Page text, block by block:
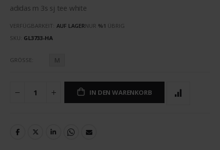
adidas m 3s sj tee white
VERFÜGBARKEIT: AUF LAGERNUR %1 ÜBRIG
SKU GL3733-HA
GRÖSSE M
IN DEN WARENKORB